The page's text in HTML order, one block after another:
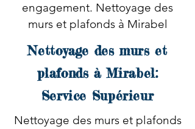
engagement. Nettoyage des
murs et plafonds à Mirabel
Nettoyage des murs et
plafonds à Mirabel:
Service Supérieur
Nettoyage des murs et plafonds